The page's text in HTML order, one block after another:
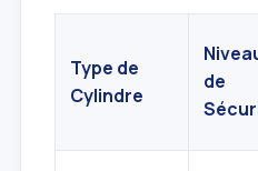
Type de
Cylindre
de